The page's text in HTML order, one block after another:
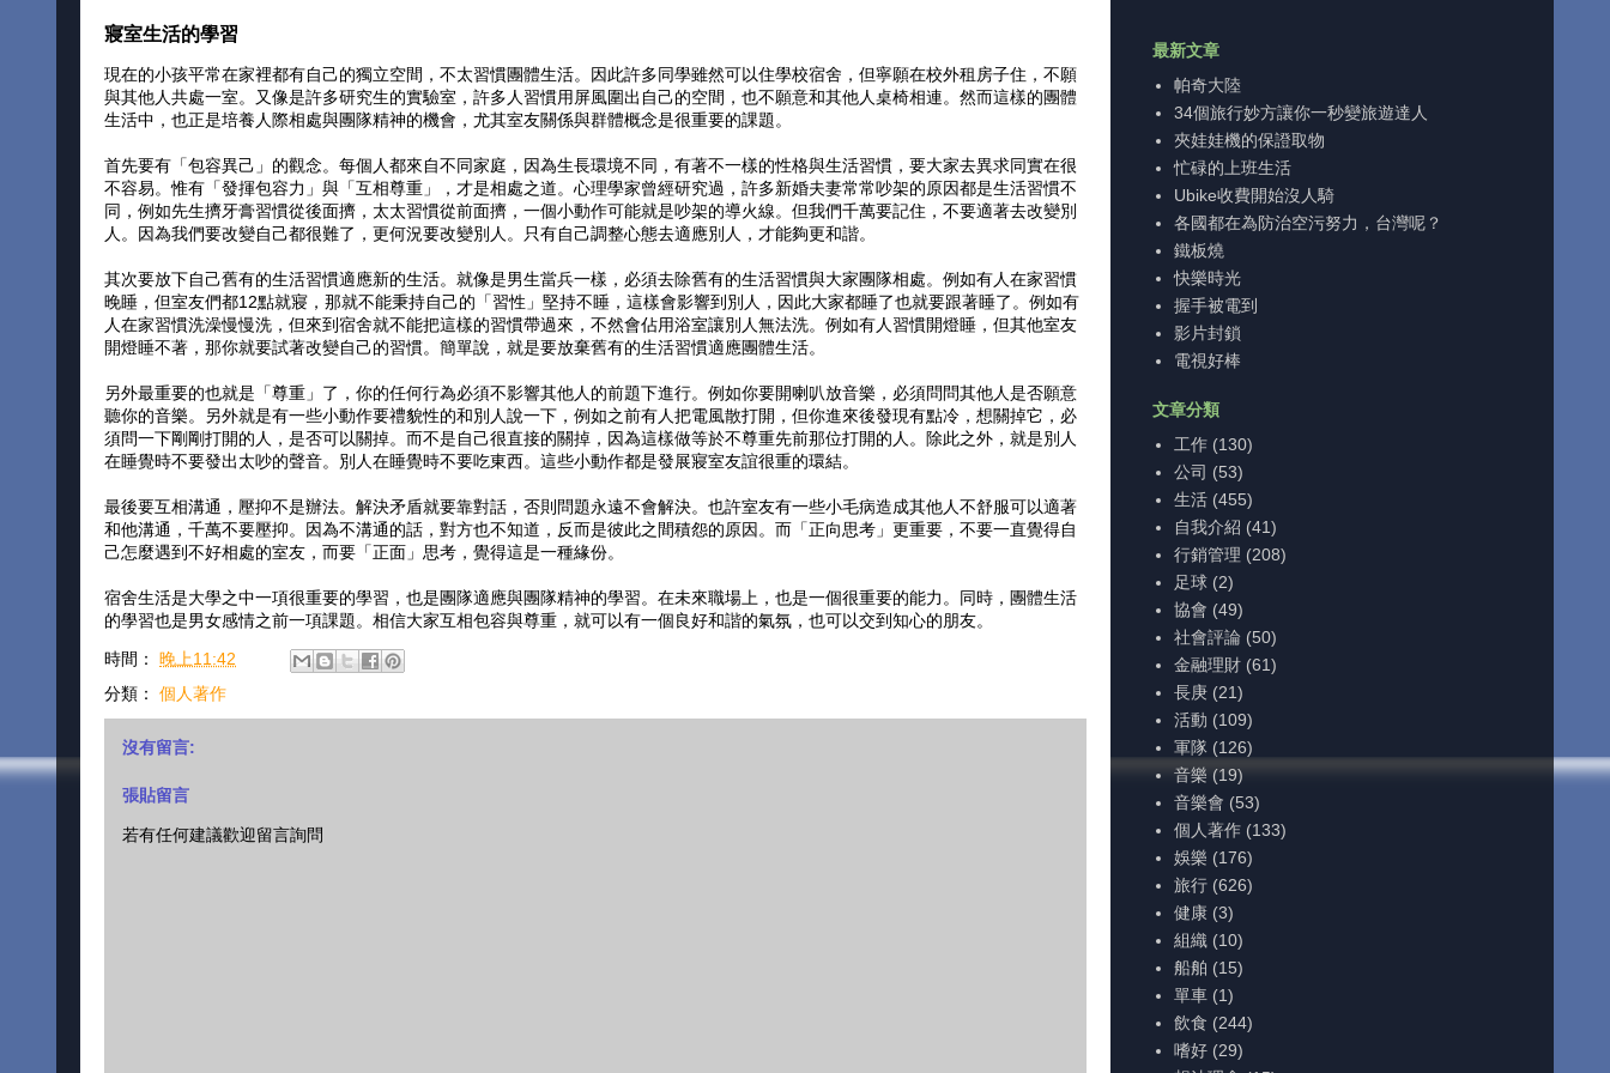
寢室生活的學習
現在的小孩平常在家裡都有自己的獨立空間，不太習慣團體生活。因此許多同學雖然可以住學校宿舍，但寧願在校外租房子住，不願
與其他人共處一室。又像是許多研究生的實驗室，許多人習慣用屏風圍出自己的空間，也不願意和其他人桌椅相連。然而這樣的團體
生活中，也正是培養人際相處與團隊精神的機會，尤其室友關係與群體概念是很重要的課題。
首先要有「包容異己」的觀念。每個人都來自不同家庭，因為生長環境不同，有著不一樣的性格與生活習慣，要大家去異求同實在很
不容易。惟有「發揮包容力」與「互相尊重」，才是相處之道。心理學家曾經研究過，許多新婚夫妻常常吵架的原因都是生活習慣不
同，例如先生擠牙膏習慣從後面擠，太太習慣從前面擠，一個小動作可能就是吵架的導火線。但我們千萬要記住，不要適著去改變別
人。因為我們要改變自己都很難了，更何況要改變別人。只有自己調整心態去適應別人，才能夠更和諧。
其次要放下自己舊有的生活習慣適應新的生活。就像是男生當兵一樣，必須去除舊有的生活習慣與大家團隊相處。例如有人在家習慣
晚睡，但室友們都12點就寢，那就不能秉持自己的「習性」堅持不睡，這樣會影響到別人，因此大家都睡了也就要跟著睡了。例如有
人在家習慣洗澡慢慢洗，但來到宿舍就不能把這樣的習慣帶過來，不然會佔用浴室讓別人無法洗。例如有人習慣開燈睡，但其他室友
開燈睡不著，那你就要試著改變自己的習慣。簡單說，就是要放棄舊有的生活習慣適應團體生活。
另外最重要的也就是「尊重」了，你的任何行為必須不影響其他人的前題下進行。例如你要開喇叭放音樂，必須問問其他人是否願意
聽你的音樂。另外就是有一些小動作要禮貌性的和別人說一下，例如之前有人把電風散打開，但你進來後發現有點冷，想關掉它，必
須問一下剛剛打開的人，是否可以關掉。而不是自己很直接的關掉，因為這樣做等於不尊重先前那位打開的人。除此之外，就是別人
在睡覺時不要發出太吵的聲音。別人在睡覺時不要吃東西。這些小動作都是發展寢室友誼很重的環結。
最後要互相溝通，壓抑不是辦法。解決矛盾就要靠對話，否則問題永遠不會解決。也許室友有一些小毛病造成其他人不舒服可以適著
和他溝通，千萬不要壓抑。因為不溝通的話，對方也不知道，反而是彼此之間積怨的原因。而「正向思考」更重要，不要一直覺得自
己怎麼遇到不好相處的室友，而要「正面」思考，覺得這是一種緣份。
宿舍生活是大學之中一項很重要的學習，也是團隊適應與團隊精神的學習。在未來職場上，也是一個很重要的能力。同時，團體生活
的學習也是男女感情之前一項課題。相信大家互相包容與尊重，就可以有一個良好和諧的氣氛，也可以交到知心的朋友。
時間： 晚上11:42
分類： 個人著作
沒有留言:
張貼留言
若有任何建議歡迎留言詢問
最新文章
帕奇大陸
34個旅行妙方讓你一秒變旅遊達人
夾娃娃機的保證取物
忙碌的上班生活
Ubike收費開始沒人騎
各國都在為防治空污努力，台灣呢？
鐵板燒
快樂時光
握手被電到
影片封鎖
電視好棒
文章分類
工作 (130)
公司 (53)
生活 (455)
自我介紹 (41)
行銷管理 (208)
足球 (2)
協會 (49)
社會評論 (50)
金融理財 (61)
長庚 (21)
活動 (109)
軍隊 (126)
音樂 (19)
音樂會 (53)
個人著作 (133)
娛樂 (176)
旅行 (626)
健康 (3)
組織 (10)
船舶 (15)
單車 (1)
飲食 (244)
嗜好 (29)